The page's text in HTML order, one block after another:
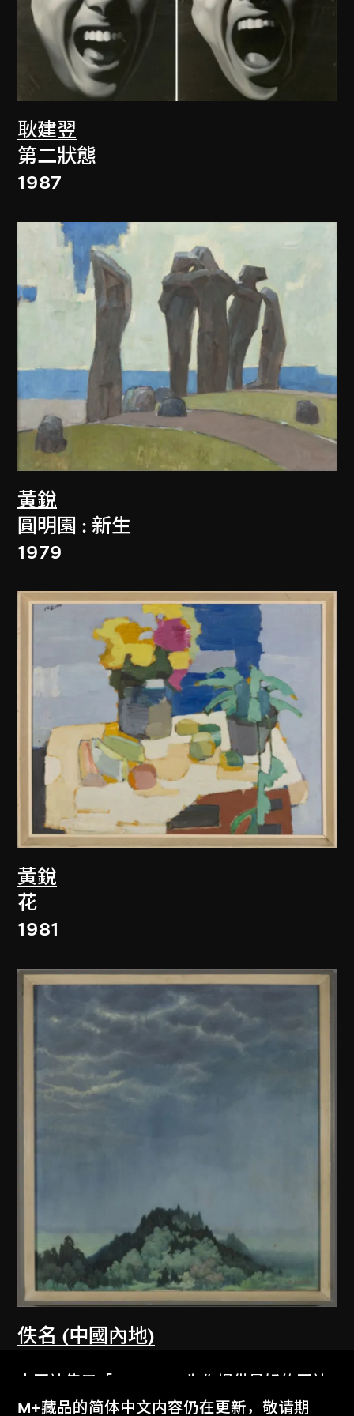
耿建翌
第二狀態
1987
黃銳
圓明園 : 新生
1979
黃銳
花
1981
佚名 (中國內地)
本网站使用「Cookies」为你提供最好的网站
体验。
M+藏品的简体中文内容仍在更新，敬请期